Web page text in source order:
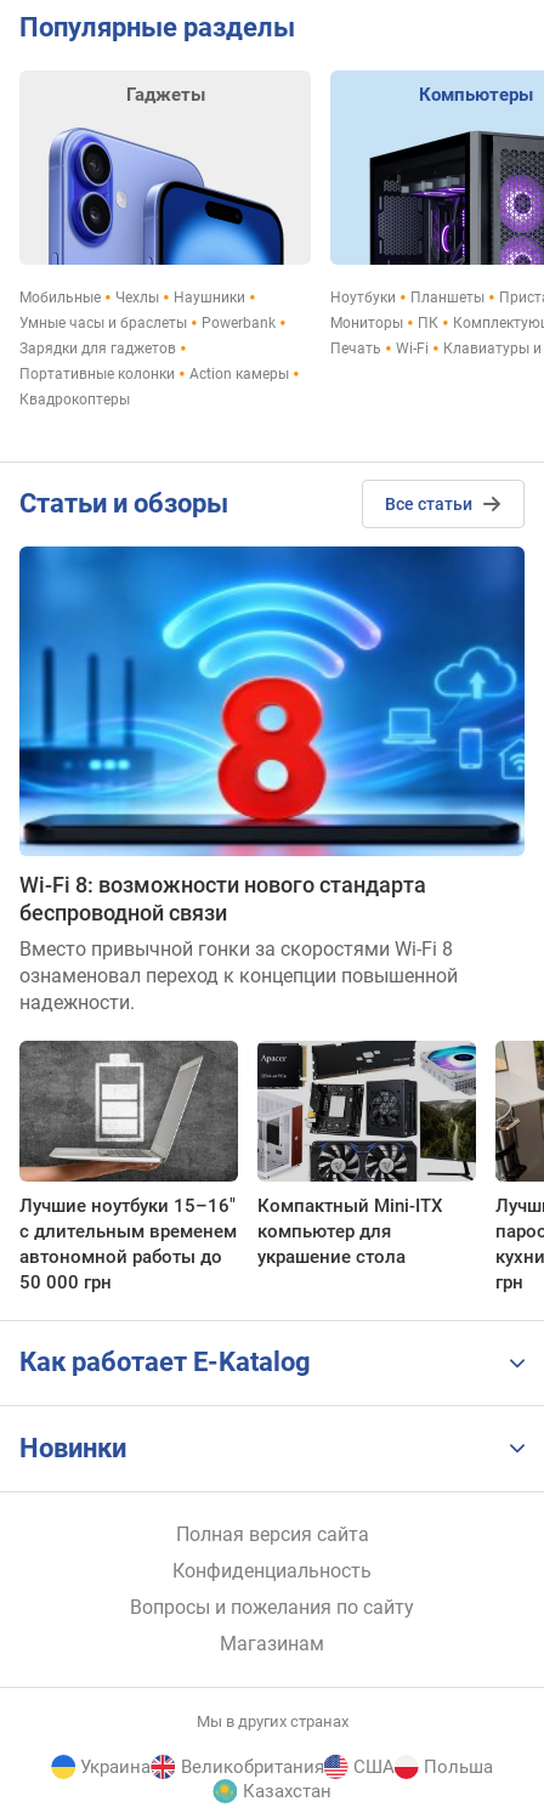
Популярные разделы
Гаджеты
Мобильные Чехлы
Наушники
Умные часы и браслеты
Powerbank
Зарядки для гаджетов
Портативные колонки
Action камеры
Квадрокоптеры
Компьютеры
Ноутбуки Планшеты
Мониторы
ПК
Печать
Wi-Fi Клавиатуры
Статьи и обзоры Все статьи
Wi-Fi 8: возможности нового стандарта
беспроводной связи
Вместо привычной гонки за скоростями Wi-Fi 8
ознаменовал переход к концепции повышенной
надежности.
Лучшие ноутбуки 15–16"
с длительным временем
автономной работы до
50 000 грн
Компактный Mini-ITX
компьютер для
украшение стола
грн
Как работает E-Katalog
Новинки
Полная версия сайта
Конфиденциальность
Вопросы и пожелания по сайту
Магазинам
Мы в других странах
Украина Великобритания США
Польша
Казахстан